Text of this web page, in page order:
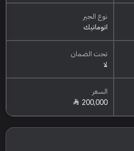
نوع الجير
اتوماتيك
تحت الضمان
لا
السعر
200,000